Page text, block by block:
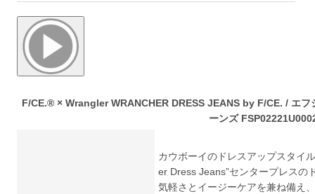
F/CE.® × Wrangler WRANCHER DRESS JEANS by F/CE. / エフ
ーンズ
カウボーイのドレスアップスタイ
er Dress Jeans”センタープレスの
気軽さとイージーケアを兼ね備え